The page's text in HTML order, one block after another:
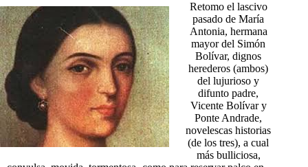
Retomo el lascivo
pasado de María
Antonia, hermana
mayor del Simón
Bolívar, dignos
herederos (ambos)
del lujurioso y
difunto padre,
Vicente Bolívar y
Ponte Andrade,
novelescas historias
(de los tres), a cual
más bulliciosa,